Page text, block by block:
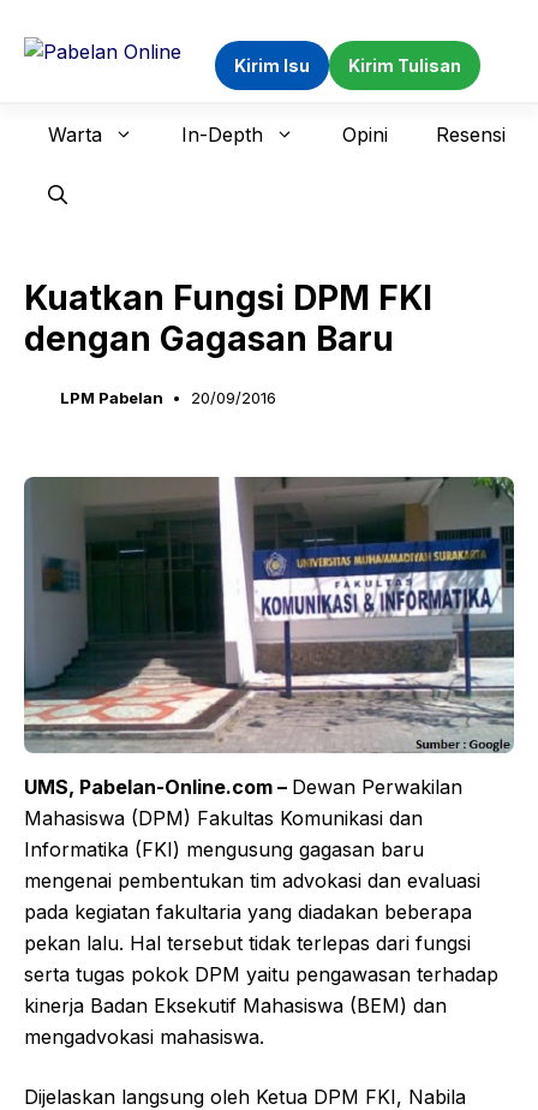
Kirim Isu Kirim Tulisan
Warta In-Depth Opini Resensi
Kuatkan Fungsi DPM FKI
dengan Gagasan Baru
LPM Pabelan 20/09/2016
UMS, Pabelan-Online.com – Dewan Perwakilan
Mahasiswa (DPM) Fakultas Komunikasi dan
Informatika (FKI) mengusung gagasan baru
mengenai pembentukan tim advokasi dan evaluasi
pada kegiatan fakultaria yang diadakan beberapa
pekan lalu. Hal tersebut tidak terlepas dari fungsi
serta tugas pokok DPM yaitu pengawasan terhadap
kinerja Badan Eksekutif Mahasiswa (BEM) dan
mengadvokasi mahasiswa.
Dijelaskan langsung oleh Ketua DPM FKI, Nabila